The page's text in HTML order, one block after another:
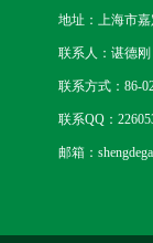
地址：上海市
联系人：谌德刚
联系方式：86-
联系QQ：
邮箱：